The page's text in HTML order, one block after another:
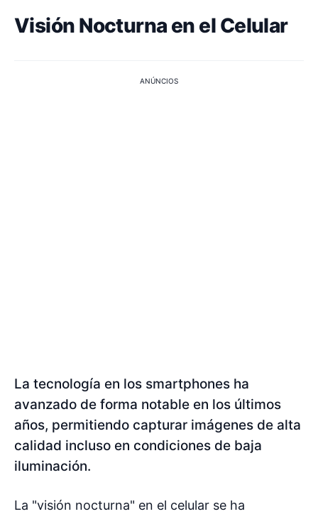
Visión Nocturna en el Celular
ANÚNCIOS
La tecnología en los smartphones ha
avanzado de forma notable en los últimos
años, permitiendo capturar imágenes de alta
calidad incluso en condiciones de baja
iluminación.
La "visión nocturna" en el celular se ha